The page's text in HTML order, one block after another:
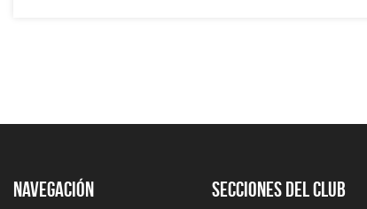
Navegación Secciones del club